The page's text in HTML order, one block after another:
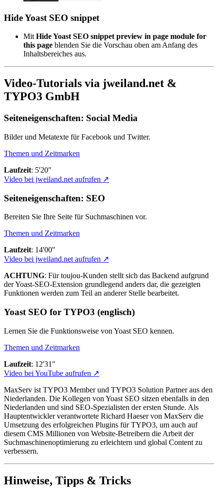
Hide Yoast SEO snippet
Mit Hide Yoast SEO snippet preview in page module for
this page blenden Sie die Vorschau oben am Anfang des
Inhaltsbereiches aus.
Video-Tutorials via jweiland.net &
TYPO3 GmbH
Seiteneigenschaften: Social Media
Bilder und Metatexte für Facebook und Twitter.
Themen und Zeitmarken
Laufzeit: 5'20"
Video bei jweiland.net aufrufen ↗
Seiteneigenschaften: SEO
Bereiten Sie Ihre Seite für Suchmaschinen vor.
Themen und Zeitmarken
Laufzeit: 14'00"
Video bei jweiland.net aufrufen ↗
ACHTUNG: Für toujou-Kunden stellt sich das Backend aufgrund
der Yoast-SEO-Extension grundlegend anders dar, die gezeigten
Funktionen werden zum Teil an anderer Stelle bearbeitet.
Yoast SEO for TYPO3 (englisch)
Lernen Sie die Funktionsweise von Yoast SEO kennen.
Themen und Zeitmarken
Laufzeit: 12'31"
Video bei YouTube aufrufen ↗
MaxServ ist TYPO3 Member und TYPO3 Solution Partner aus den
Niederlanden. Die Kollegen von Yoast SEO sitzen ebenfalls in den
Niederlanden und sind SEO-Spezialisten der ersten Stunde. Als
Hauptentwickler verantwortete Richard Haeser von MaxServ die
Umsetzung des erfolgreichen Plugins für TYPO3, um auch auf
diesem CMS Millionen von Website-Betreibern die Arbeit der
Suchmaschinenoptimierung zu erleichtern und global Content zu
verbessern.
Hinweise, Tipps & Tricks